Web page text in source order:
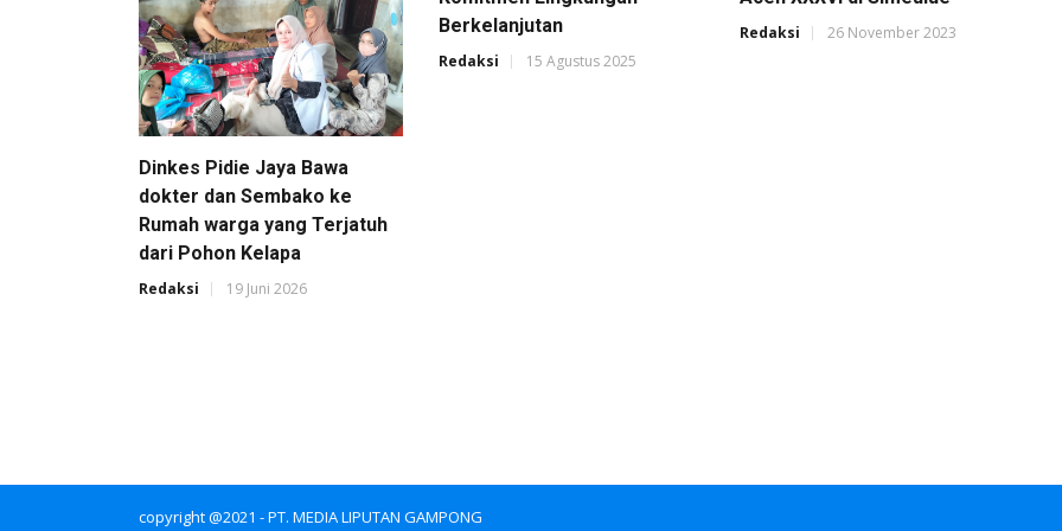
Dinkes Pidie Jaya Bawa
dokter dan Sembako ke
Rumah warga yang Terjatuh
dari Pohon Kelapa
Redaksi 19 Juni 2026
Berkelanjutan
Redaksi 15 Agustus 2025
Redaksi 26 November 2023
copyright @2021 - PT. MEDIA LIPUTAN GAMPONG